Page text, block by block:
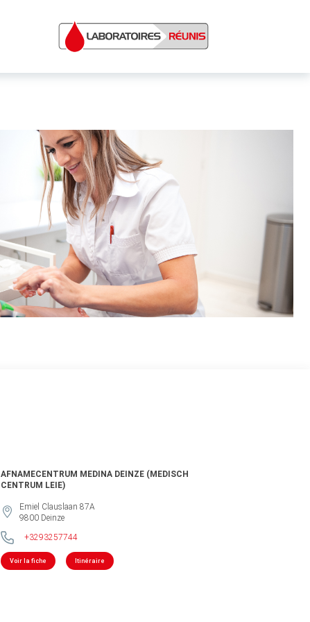
AFNAMECENTRUM MEDINA DEINZE (MEDISCH
CENTRUM LEIE)
Emiel Clauslaan 87A
9800 Deinze
+3293257744
Voir la fiche Itinéraire